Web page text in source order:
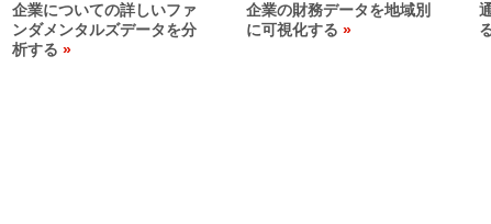
企業についての詳しいファ
ンダメンタルズデータを分
析する
企業の財務データを地域別
に可視化する